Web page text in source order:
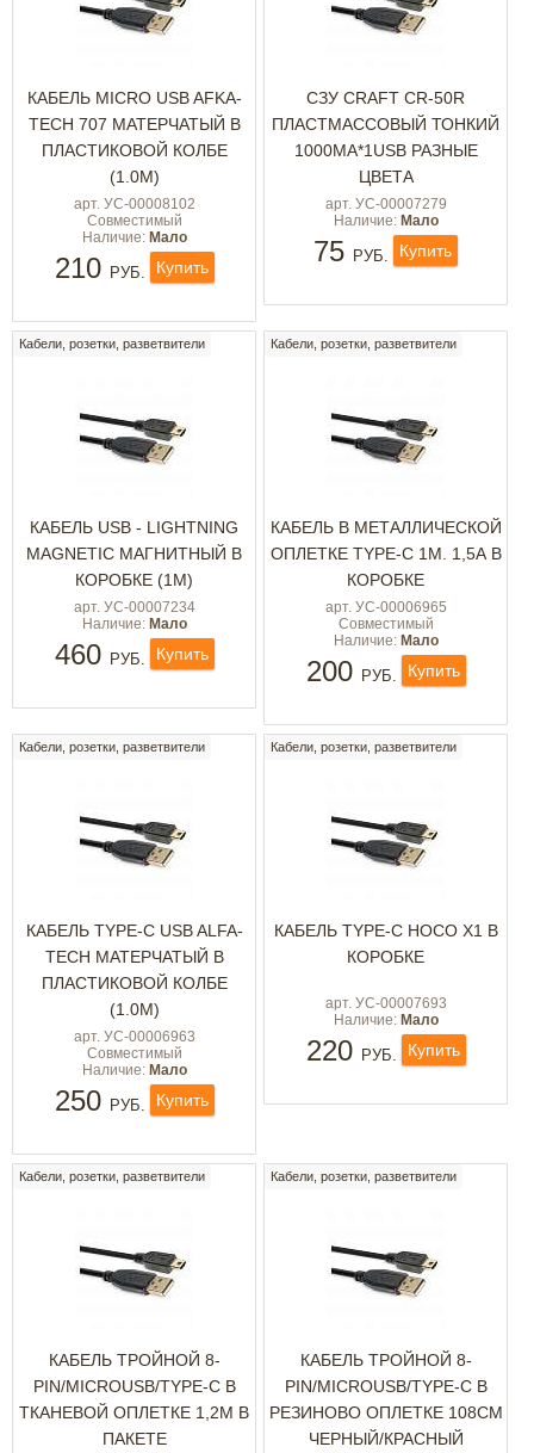
КАБЕЛЬ MICRO USB AFKA-
TECH 707 МАТЕРЧАТЫЙ В
ПЛАСТИКОВОЙ КОЛБЕ
(1.0М)
арт. УС-00008102
Совместимый
Наличие: Мало
210 РУБ. Купить
СЗУ CRAFT CR-50R
ПЛАСТМАССОВЫЙ ТОНКИЙ
1000MA*1USB РАЗНЫЕ
ЦВЕТА
арт. УС-00007279
Наличие: Мало
75 РУБ. Купить
Кабели, розетки, разветвители
КАБЕЛЬ USB - LIGHTNING
MAGNETIC МАГНИТНЫЙ В
КОРОБКЕ (1М)
арт. УС-00007234
Наличие: Мало
460 РУБ. Купить
Кабели, розетки, разветвители
КАБЕЛЬ В МЕТАЛЛИЧЕСКОЙ
ОПЛЕТКЕ TYPE-C 1М. 1,5А В
КОРОБКЕ
арт. УС-00006965
Совместимый
Наличие: Мало
200 РУБ. Купить
Кабели, розетки, разветвители
КАБЕЛЬ TYPE-C USB ALFA-
TECH МАТЕРЧАТЫЙ В
ПЛАСТИКОВОЙ КОЛБЕ
(1.0М)
арт. УС-00006963
Совместимый
Наличие: Мало
250 РУБ. Купить
Кабели, розетки, разветвители
КАБЕЛЬ TYPE-C HOCO X1 В
КОРОБКЕ
арт. УС-00007693
Наличие: Мало
220 РУБ. Купить
Кабели, розетки, разветвители
КАБЕЛЬ ТРОЙНОЙ 8-
PIN/MICROUSB/TYPE-C В
ТКАНЕВОЙ ОПЛЕТКЕ 1,2М В
ПАКЕТЕ
Кабели, розетки, разветвители
КАБЕЛЬ ТРОЙНОЙ 8-
PIN/MICROUSB/TYPE-C В
РЕЗИНОВО ОПЛЕТКЕ 108СМ
ЧЕРНЫЙ/КРАСНЫЙ